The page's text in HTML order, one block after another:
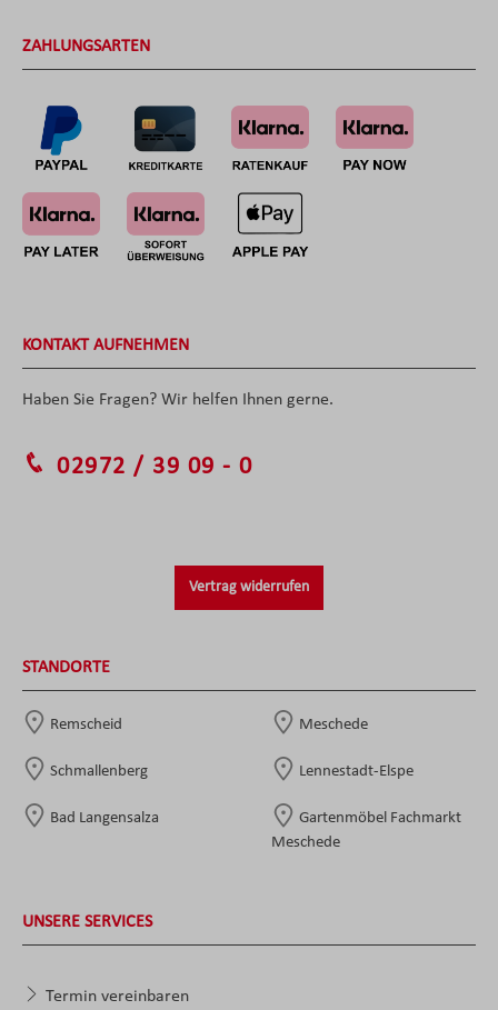
ZAHLUNGSARTEN
KONTAKT AUFNEHMEN
Haben Sie Fragen? Wir helfen Ihnen gerne.
02972 / 39 09 - 0
Vertrag widerrufen
STANDORTE
Remscheid Meschede
Schmallenberg Lennestadt-Elspe
Bad Langensalza
Gartenmöbel Fachmarkt
Meschede
UNSERE SERVICES
Termin vereinbaren